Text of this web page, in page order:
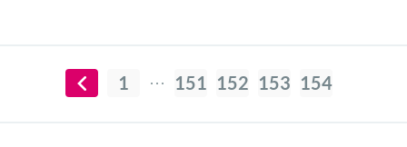
1 151 152 153 154